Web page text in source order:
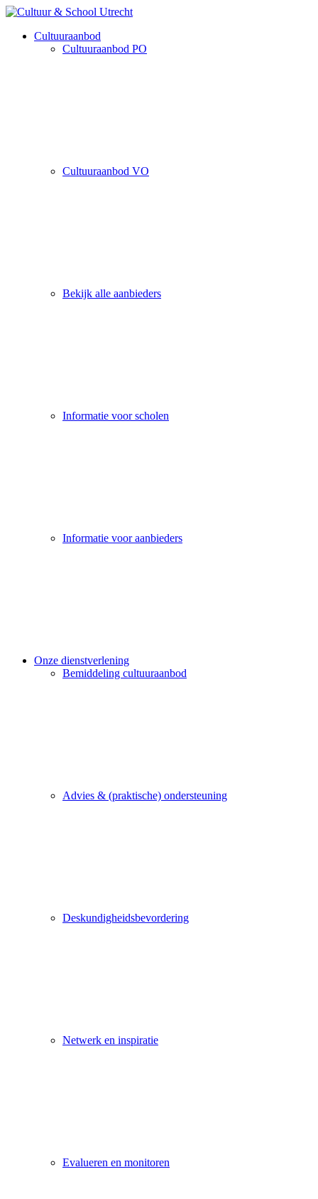
Cultuuraanbod
Cultuuraanbod PO
Cultuuraanbod VO
Bekijk alle aanbieders
Informatie voor scholen
Informatie voor aanbieders
Onze dienstverlening
Bemiddeling cultuuraanbod
Advies & (praktische) ondersteuning
Deskundigheidsbevordering
Netwerk en inspiratie
Evalueren en monitoren